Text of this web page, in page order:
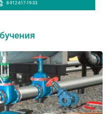
8-912-617-19-33